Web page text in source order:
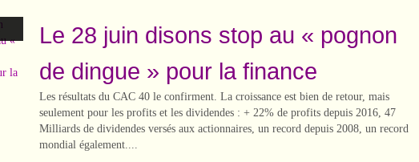
Le 28 juin disons stop au « pognon
de dingue » pour la finance
Les résultats du CAC 40 le confirment. La croissance est bien de retour, mais
seulement pour les profits et les dividendes : + 22% de profits depuis 2016, 47
Milliards de dividendes versés aux actionnaires, un record depuis 2008, un record
mondial également....